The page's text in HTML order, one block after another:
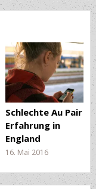
Schlechte Au Pair
Erfahrung in
England
16. Mai 2016